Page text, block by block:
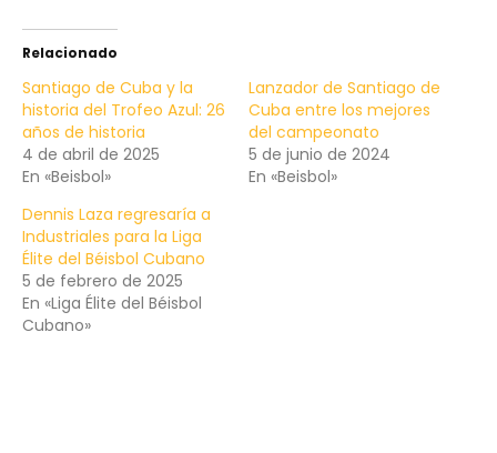
Relacionado
Santiago de Cuba y la
historia del Trofeo Azul: 26
años de historia
4 de abril de 2025
En «Beisbol»
Lanzador de Santiago de
Cuba entre los mejores
del campeonato
5 de junio de 2024
En «Beisbol»
Dennis Laza regresaría a
Industriales para la Liga
Élite del Béisbol Cubano
5 de febrero de 2025
En «Liga Élite del Béisbol
Cubano»